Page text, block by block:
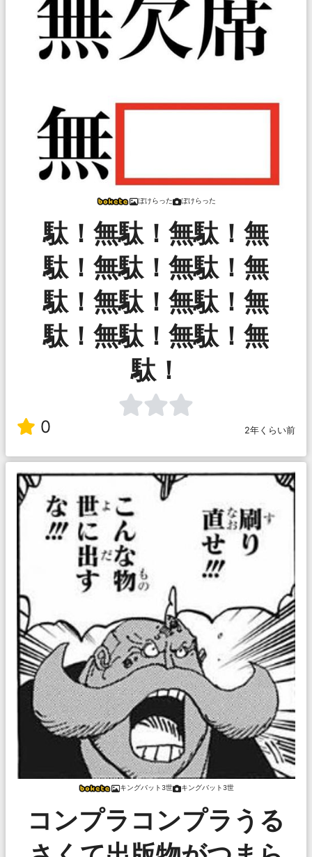
ぼけらった ぼけらった
駄！無駄！無駄！無
駄！無駄！無駄！無
駄！無駄！無駄！無
駄！無駄！無駄！無
駄！
0 2年くらい前
キングバット3世 キングバット3世
コンプラコンプラうる